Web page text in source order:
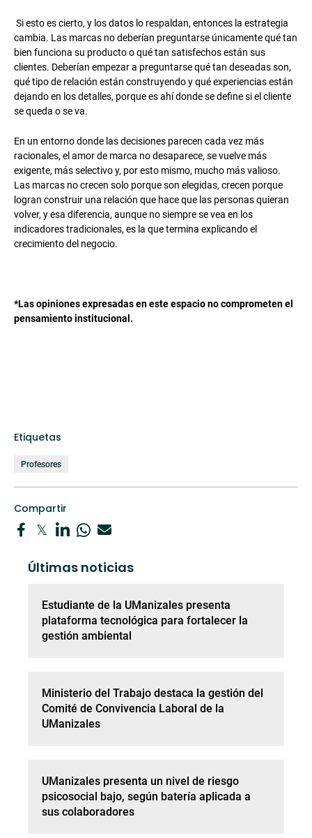
Si esto es cierto, y los datos lo respaldan, entonces la estrategia
cambia. Las marcas no deberían preguntarse únicamente qué tan
bien funciona su producto o qué tan satisfechos están sus
clientes. Deberían empezar a preguntarse qué tan deseadas son,
qué tipo de relación están construyendo y qué experiencias están
dejando en los detalles, porque es ahí donde se define si el cliente
se queda o se va.
En un entorno donde las decisiones parecen cada vez más
racionales, el amor de marca no desaparece, se vuelve más
exigente, más selectivo y, por esto mismo, mucho más valioso.
Las marcas no crecen solo porque son elegidas, crecen porque
logran construir una relación que hace que las personas quieran
volver, y esa diferencia, aunque no siempre se vea en los
indicadores tradicionales, es la que termina explicando el
crecimiento del negocio.
*Las opiniones expresadas en este espacio no comprometen el
pensamiento institucional.
Etiquetas
Profesores
Compartir
Últimas noticias
Estudiante de la UManizales presenta
plataforma tecnológica para fortalecer la
gestión ambiental
Ministerio del Trabajo destaca la gestión del
Comité de Convivencia Laboral de la
UManizales
UManizales presenta un nivel de riesgo
psicosocial bajo, según batería aplicada a
sus colaboradores